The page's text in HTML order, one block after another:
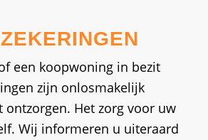
een koopwoning in bezit
zijn onlosmakelijk
ontzorgen. Het zorg voor uw
Wij informeren u uiteraard